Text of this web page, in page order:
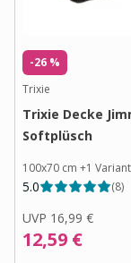
-26 %
Trixie
Trixie Decke
Softplüsch
100x70 cm +1
5.0 (8)
UVP 16,99 €
12,59 €